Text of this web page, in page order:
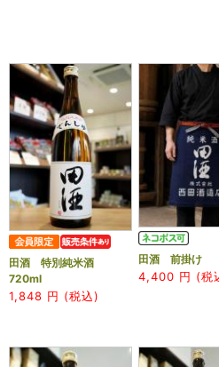
田酒 特別純米酒
720ml
1,848 円 (税込)
田酒 前掛け
4,400 円 (税